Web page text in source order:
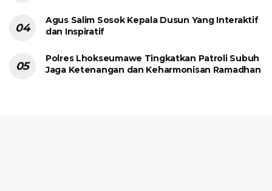
Agus Salim Sosok Kepala Dusun Yang Interaktif
dan Inspiratif
Polres Lhokseumawe Tingkatkan Patroli Subuh
Jaga Ketenangan dan Keharmonisan Ramadhan